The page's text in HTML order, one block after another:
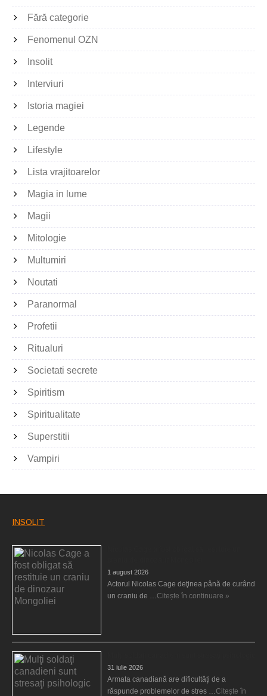
Fără categorie
Fenomenul OZN
Insolit
Interviuri
Istoria magiei
Legende
Lifestyle
Lista vrajitoarelor
Magia in lume
Magii
Mitologie
Multumiri
Noutati
Paranormal
Profetii
Ritualuri
Societati secrete
Spiritism
Spiritualitate
Superstitii
Vampiri
INSOLIT
1 august 2026
Actorul Nicolas Cage deţinea până de curând
un craniu de … Citește în continuare »
31 iulie 2026
Armata canadiană are dificultăţi de a
răspunde problemelor de stres … Citește în